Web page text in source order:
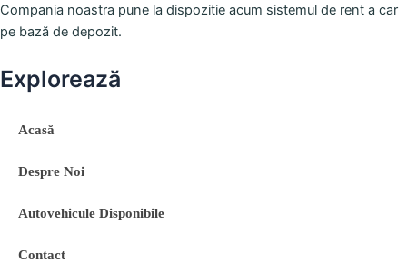
Compania noastra pune la dispozitie acum sistemul de rent a car
pe bază de depozit.
Explorează
Acasă
Despre Noi
Autovehicule Disponibile
Contact